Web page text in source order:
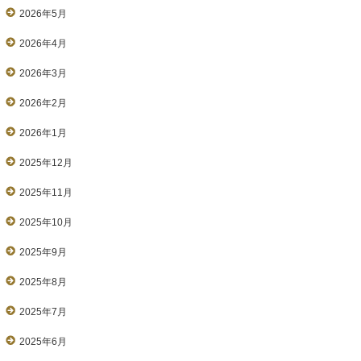
2026年5月
2026年4月
2026年3月
2026年2月
2026年1月
2025年12月
2025年11月
2025年10月
2025年9月
2025年8月
2025年7月
2025年6月